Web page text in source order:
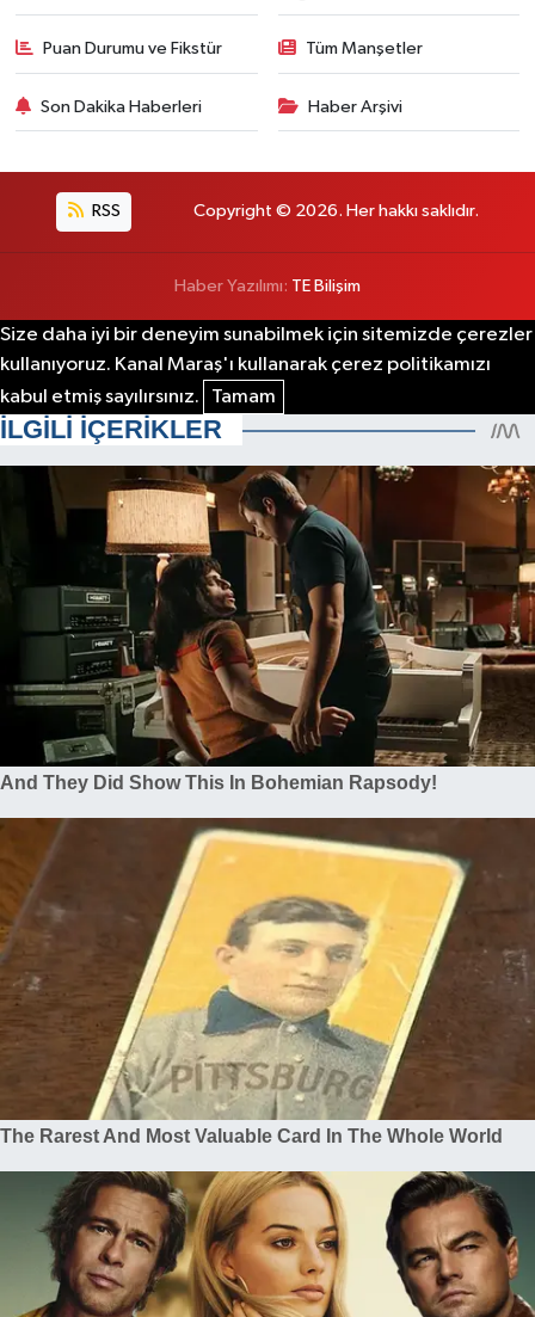
Puan Durumu ve Fikstür Tüm Manşetler
Son Dakika Haberleri Haber Arşivi
RSS Copyright © 2026. Her hakkı saklıdır.
Haber Yazılımı: TE Bilişim
Size daha iyi bir deneyim sunabilmek için sitemizde çerezler
kullanıyoruz. Kanal Maraş'ı kullanarak çerez politikamızı
kabul etmiş sayılırsınız.
Tamam